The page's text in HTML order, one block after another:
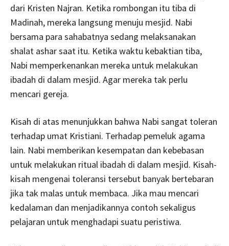
dari Kristen Najran. Ketika rombongan itu tiba di
Madinah, mereka langsung menuju mesjid. Nabi
bersama para sahabatnya sedang melaksanakan
shalat ashar saat itu. Ketika waktu kebaktian tiba,
Nabi memperkenankan mereka untuk melakukan
ibadah di dalam mesjid. Agar mereka tak perlu
mencari gereja.
Kisah di atas menunjukkan bahwa Nabi sangat toleran
terhadap umat Kristiani. Terhadap pemeluk agama
lain. Nabi memberikan kesempatan dan kebebasan
untuk melakukan ritual ibadah di dalam mesjid. Kisah-
kisah mengenai toleransi tersebut banyak bertebaran
jika tak malas untuk membaca. Jika mau mencari
kedalaman dan menjadikannya contoh sekaligus
pelajaran untuk menghadapi suatu peristiwa.